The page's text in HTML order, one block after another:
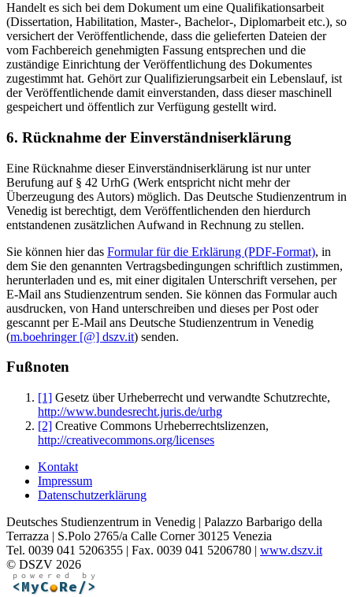
Handelt es sich bei dem Dokument um eine Qualifikationsarbeit
(Dissertation, Habilitation, Master-, Bachelor-, Diplomarbeit etc.), so
versichert der Veröffentlichende, dass die gelieferten Dateien der
vom Fachbereich genehmigten Fassung entsprechen und die
zuständige Einrichtung der Veröffentlichung des Dokumentes
zugestimmt hat. Gehört zur Qualifizierungsarbeit ein Lebenslauf, ist
der Veröffentlichende damit einverstanden, dass dieser maschinell
gespeichert und öffentlich zur Verfügung gestellt wird.
6. Rücknahme der Einverständniserklärung
Eine Rücknahme dieser Einverständniserklärung ist nur unter
Berufung auf § 42 UrhG (Werk entspricht nicht mehr der
Überzeugung des Autors) möglich. Das Deutsche Studienzentrum in
Venedig ist berechtigt, dem Veröffentlichenden den hierdurch
entstandenen zusätzlichen Aufwand in Rechnung zu stellen.
Sie können hier das Formular für die Erklärung (PDF-Format), in
dem Sie den genannten Vertragsbedingungen schriftlich zustimmen,
herunterladen und es, mit einer digitalen Unterschrift versehen, per
E-Mail ans Studienzentrum senden. Sie können das Formular auch
ausdrucken, von Hand unterschreiben und dieses per Post oder
gescannt per E-Mail ans Deutsche Studienzentrum in Venedig
(m.boehringer [@] dszv.it) senden.
Fußnoten
[1] Gesetz über Urheberrecht und verwandte Schutzrechte,
http://www.bundesrecht.juris.de/urhg
[2] Creative Commons Urheberrechtslizenzen,
http://creativecommons.org/licenses
Kontakt
Impressum
Datenschutzerklärung
Deutsches Studienzentrum in Venedig | Palazzo Barbarigo della
Terrazza | S.Polo 2765/a Calle Corner 30125 Venezia
Tel. 0039 041 5206355 | Fax. 0039 041 5206780 | www.dszv.it
© DSZV 2026